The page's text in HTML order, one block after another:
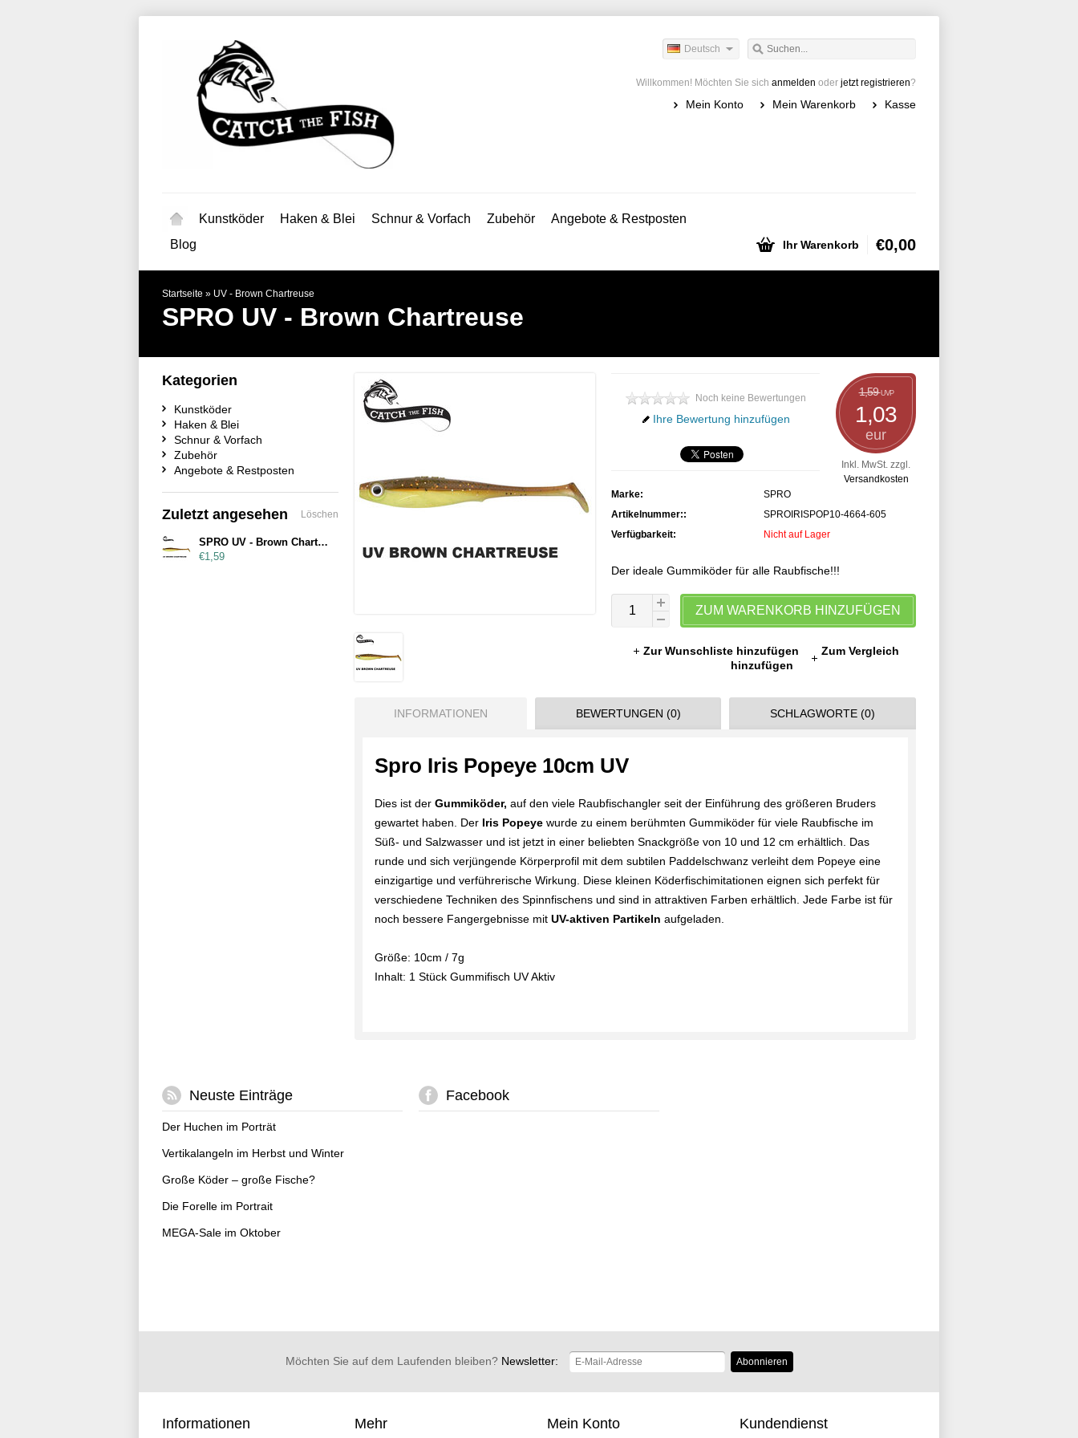
Deutsch
Willkommen! Möchten Sie sich anmelden oder jetzt registrieren?
Mein Konto Mein Warenkorb Kasse
Kunstköder Haken & Blei Schnur & Vorfach Zubehör
Angebote & Restposten
Blog
Ihr Warenkorb €0,00
Startseite » UV - Brown Chartreuse
SPRO UV - Brown Chartreuse
1,59UVP
1,03
eur
Inkl. MwSt. zzgl.
Versandkosten
Noch keine Bewertungen
Ihre Bewertung hinzufügen
Marke:
SPRO
Artikelnummer::
SPROIRISPOP10-4664-605
Verfügbarkeit:
Nicht auf Lager
Der ideale Gummiköder für alle Raubfische!!!
ZUM WARENKORB HINZUFÜGEN
Zur Wunschliste hinzufügen
Zum Vergleich
hinzufügen
INFORMATIONEN BEWERTUNGEN (0) SCHLAGWORTE (0)
Spro Iris Popeye 10cm UV
Dies ist der Gummiköder, auf den viele Raubfischangler seit der Einführung des größeren Bruders
gewartet haben. Der Iris Popeye wurde zu einem berühmten Gummiköder für viele Raubfische im
Süß- und Salzwasser und ist jetzt in einer beliebten Snackgröße von 10 und 12 cm erhältlich. Das
runde und sich verjüngende Körperprofil mit dem subtilen Paddelschwanz verleiht dem Popeye eine
einzigartige und verführerische Wirkung. Diese kleinen Köderfischimitationen eignen sich perfekt für
verschiedene Techniken des Spinnfischens und sind in attraktiven Farben erhältlich. Jede Farbe ist für
noch bessere Fangergebnisse mit UV-aktiven Partikeln aufgeladen.
Größe: 10cm / 7g
Inhalt: 1 Stück Gummifisch UV Aktiv
Kategorien
Kunstköder
Haken & Blei
Schnur & Vorfach
Zubehör
Angebote & Restposten
Zuletzt angesehen Löschen
SPRO UV - Brown Chartreuse
€1,59
Neuste Einträge
Der Huchen im Porträt
Vertikalangeln im Herbst und Winter
Große Köder – große Fische?
Die Forelle im Portrait
MEGA-Sale im Oktober
Facebook
Möchten Sie auf dem Laufenden bleiben?Newsletter: Abonnieren
Informationen Mehr Mein Konto Kundendienst